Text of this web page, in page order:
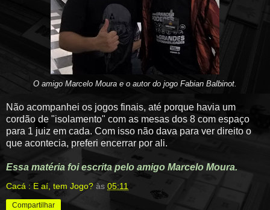
O amigo Marcelo Moura e o autor do jogo Fabian Balbinot.
Não acompanhei os jogos finais, até porque havia um
cordão de "isolamento" com as mesas dos 8 com espaço
para 1 juiz em cada. Com isso não dava para ver direito o
que acontecia, preferi encerrar por ali.
Essa matéria foi escrita pelo amigo Marcelo Moura.
Cacá : E aí, tem Jogo? às 05:11
Compartilhar